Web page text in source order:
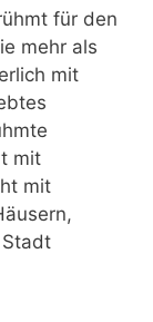
für den
mehr als
mit
mit
mit